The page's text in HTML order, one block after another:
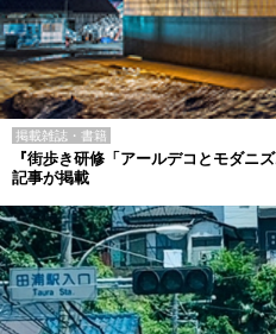
掲載雑誌・書籍
『街歩き研修「アールデコとモダニ
記事が掲載